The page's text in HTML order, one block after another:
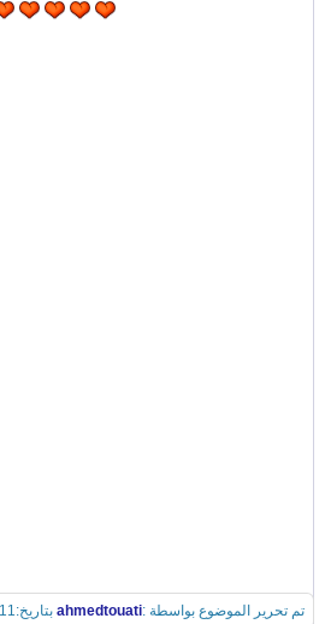
تم تحرير الموضوع بواسطة :ahmedtouati بتاريخ:11-08-2015 10:54 صباحاً